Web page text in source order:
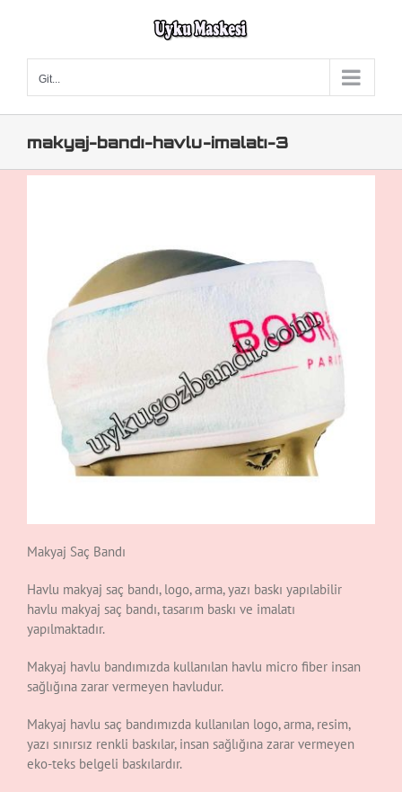
Git...
makyaj-bandı-havlu-imalatı-3
Makyaj Saç Bandı
Havlu makyaj saç bandı, logo, arma, yazı baskı yapılabilir
havlu makyaj saç bandı, tasarım baskı ve imalatı
yapılmaktadır.
Makyaj havlu bandımızda kullanılan havlu micro fiber insan
sağlığına zarar vermeyen havludur.
Makyaj havlu saç bandımızda kullanılan logo, arma, resim,
yazı sınırsız renkli baskılar, insan sağlığına zarar vermeyen
eko-teks belgeli baskılardır.